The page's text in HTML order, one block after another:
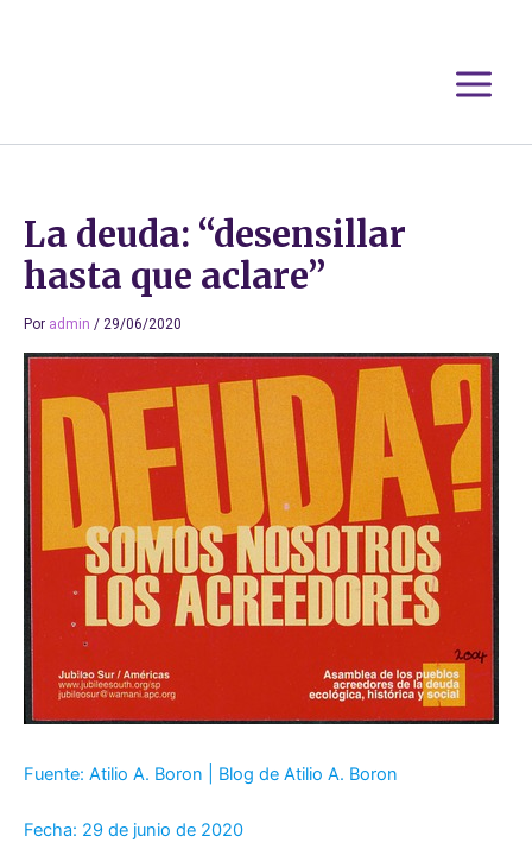
La deuda: “desensillar
hasta que aclare”
Por admin / 29/06/2020
Fuente: Atilio A. Boron | Blog de Atilio A. Boron
Fecha: 29 de junio de 2020